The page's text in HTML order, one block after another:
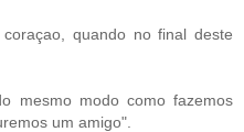
quando no final deste
mesmo modo como fazemos
um amigo".